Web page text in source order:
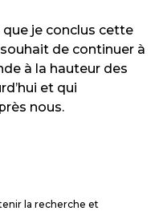
que je conclus cette
de continuer à
à la hauteur des
et qui
nous.
la recherche et